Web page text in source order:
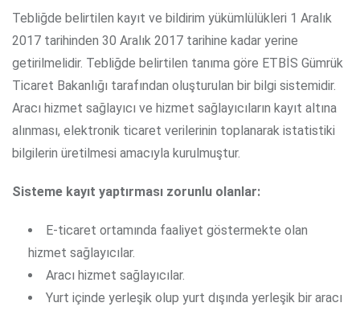
Tebliğde belirtilen kayıt ve bildirim yükümlülükleri 1 Aralık
2017 tarihinden 30 Aralık 2017 tarihine kadar yerine
getirilmelidir. Tebliğde belirtilen tanıma göre ETBİS Gümrük
Ticaret Bakanlığı tarafından oluşturulan bir bilgi sistemidir.
Aracı hizmet sağlayıcı ve hizmet sağlayıcıların kayıt altına
alınması, elektronik ticaret verilerinin toplanarak istatistiki
bilgilerin üretilmesi amacıyla kurulmuştur.
Sisteme kayıt yaptırması zorunlu olanlar:
E-ticaret ortamında faaliyet göstermekte olan
hizmet sağlayıcılar.
Aracı hizmet sağlayıcılar.
Yurt içinde yerleşik olup yurt dışında yerleşik bir aracı